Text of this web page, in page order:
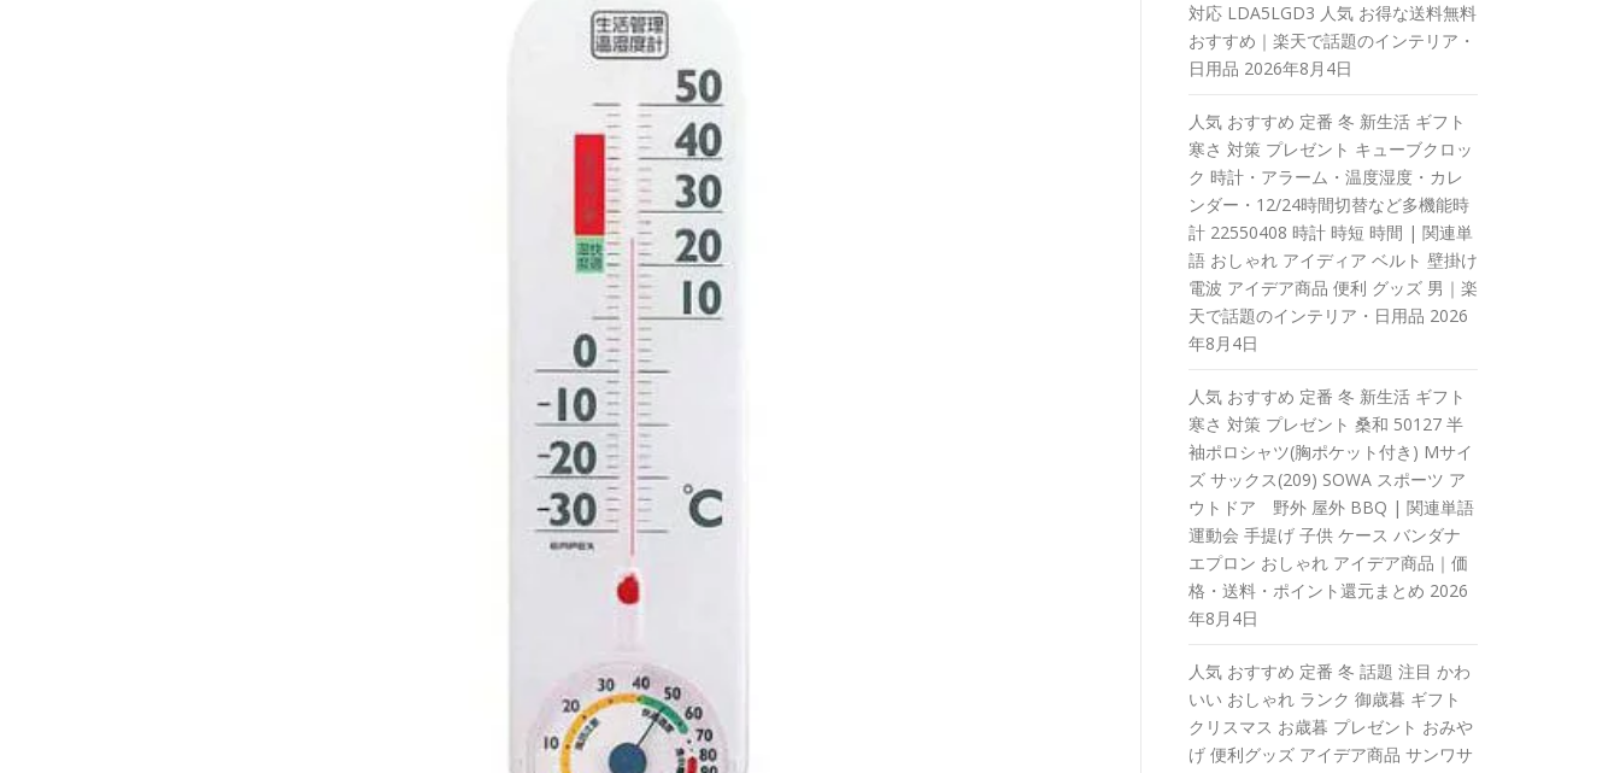
対応 LDA5LGD3 人気 お得な送料無料
おすすめ｜楽天で話題のインテリア・
日用品 2026年8月4日
人気 おすすめ 定番 冬 新生活 ギフト
寒さ 対策 プレゼント キューブクロッ
ク 時計・アラーム・温度湿度・カレ
ンダー・12/24時間切替など多機能時
計 22550408 時計 時短 時間 | 関連単
語 おしゃれ アイディア ベルト 壁掛け
電波 アイデア商品 便利 グッズ 男｜楽
天で話題のインテリア・日用品 2026
年8月4日
人気 おすすめ 定番 冬 新生活 ギフト
寒さ 対策 プレゼント 桑和 50127 半
袖ポロシャツ(胸ポケット付き) Mサイ
ズ サックス(209) SOWA スポーツ ア
ウトドア 野外 屋外 BBQ | 関連単語
運動会 手提げ 子供 ケース バンダナ
エプロン おしゃれ アイデア商品｜価
格・送料・ポイント還元まとめ 2026
年8月4日
人気 おすすめ 定番 冬 話題 注目 かわ
いい おしゃれ ランク 御歳暮 ギフト
クリスマス お歳暮 プレゼント おみや
げ 便利グッズ アイデア商品 サンワサ